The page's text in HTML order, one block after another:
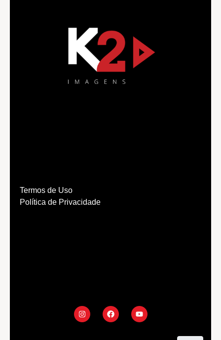
Termos de Uso
Política de Privacidade